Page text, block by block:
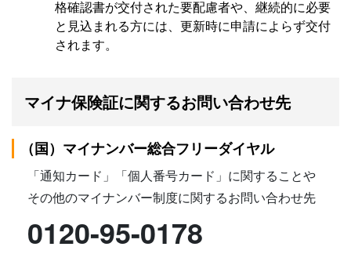
格確認書が交付された要配慮者や、継続的に必要
と見込まれる方には、更新時に申請によらず交付
されます。
マイナ保険証に関するお問い合わせ先
（国）マイナンバー総合フリーダイヤル
「通知カード」「個人番号カード」に関することや
その他のマイナンバー制度に関するお問い合わせ先
0120-95-0178